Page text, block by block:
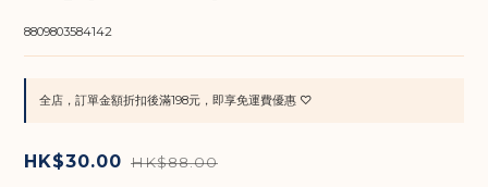
8809803584142
全店，訂單金額折扣後滿198元，即享免運費優惠 ♡
HK$30.00 HK$88.00